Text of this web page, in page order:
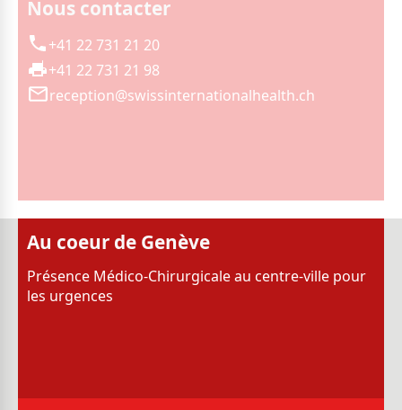
Nous contacter
+41 22 731 21 20
+41 22 731 21 98
reception@swissinternationalhealth.ch
Au coeur de Genève
Présence Médico-Chirurgicale au centre-ville pour
les urgences